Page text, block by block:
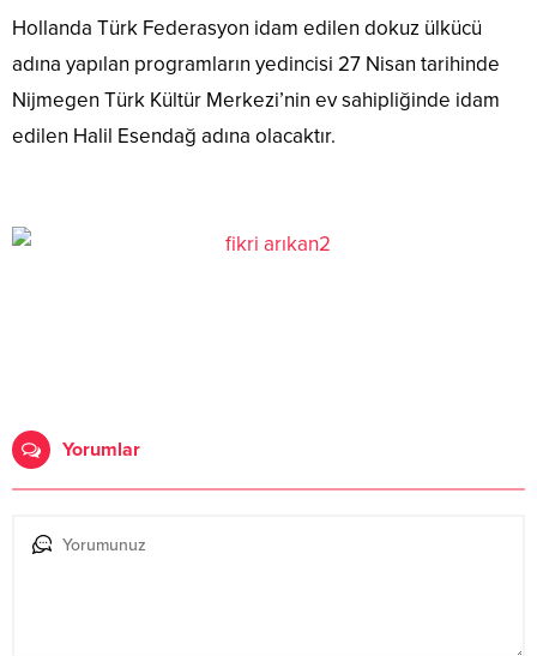
Hollanda Türk Federasyon idam edilen dokuz ülkücü
adına yapılan programların yedincisi 27 Nisan tarihinde
Nijmegen Türk Kültür Merkezi’nin ev sahipliğinde idam
edilen Halil Esendağ adına olacaktır.
Yorumlar